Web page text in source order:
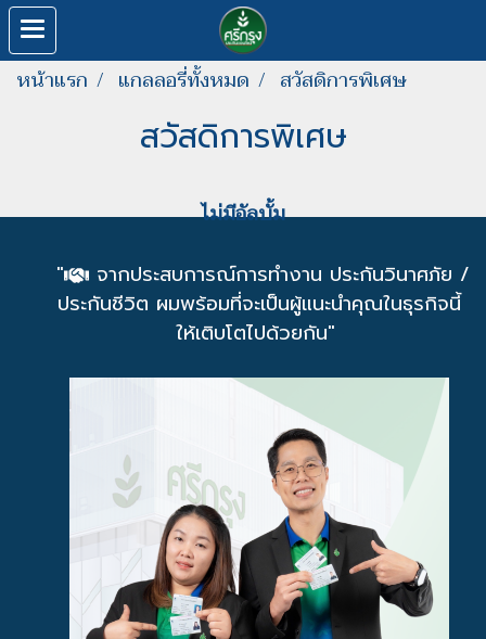
หน้าแรก แกลลอรี่ทั้งหมด สวัสดิการพิเศษ
สวัสดิการพิเศษ
ไม่มีอัลบั้ม
"
จากประสบการณ์การทำงาน ประกันวินาศภัย /
ประกันชีวิต ผมพร้อมที่จะเป็นผู้แนะนำคุณในธุรกิจนี้
ให้เติบโตไปด้วยกัน"